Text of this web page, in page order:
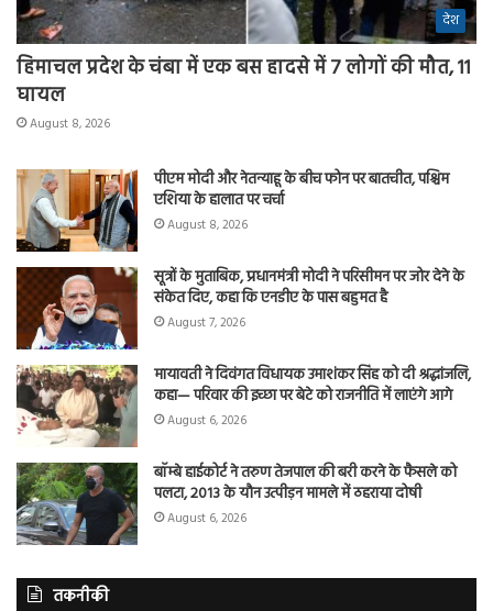
देश
हिमाचल प्रदेश के चंबा में एक बस हादसे में 7 लोगों की मौत, 11
घायल
August 8, 2026
पीएम मोदी और नेतन्याहू के बीच फोन पर बातचीत, पश्चिम
एशिया के हालात पर चर्चा
August 8, 2026
सूत्रों के मुताबिक, प्रधानमंत्री मोदी ने परिसीमन पर जोर देने के
संकेत दिए, कहा कि एनडीए के पास बहुमत है
August 7, 2026
मायावती ने दिवंगत विधायक उमाशंकर सिंह को दी श्रद्धांजलि,
कहा— परिवार की इच्छा पर बेटे को राजनीति में लाएंगे आगे
August 6, 2026
बॉम्बे हाईकोर्ट ने तरुण तेजपाल की बरी करने के फैसले को
पलटा, 2013 के यौन उत्पीड़न मामले में ठहराया दोषी
August 6, 2026
तकनीकी